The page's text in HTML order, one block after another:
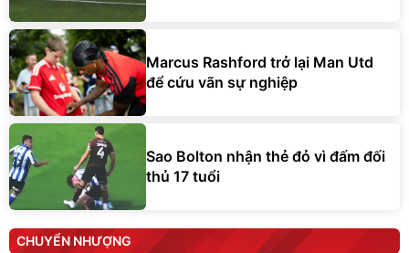
Marcus Rashford trở lại Man Utd
để cứu vãn sự nghiệp
Sao Bolton nhận thẻ đỏ vì đấm đối
thủ 17 tuổi
CHUYỂN NHƯỢNG